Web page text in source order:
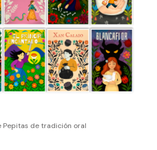
Pepitas de tradición oral